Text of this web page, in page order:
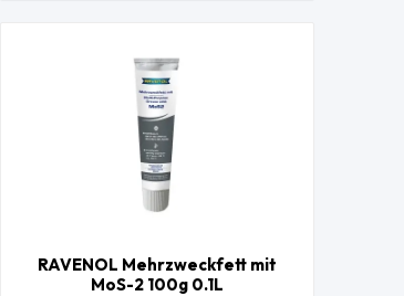
RAVENOL Mehrzweckfett mit
MoS-2 100g 0.1L